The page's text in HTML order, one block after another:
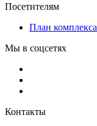
Посетителям
План комплекса
Мы в соцсетях
Контакты